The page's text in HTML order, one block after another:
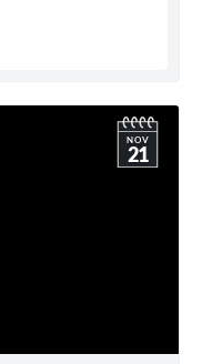
NOV
21